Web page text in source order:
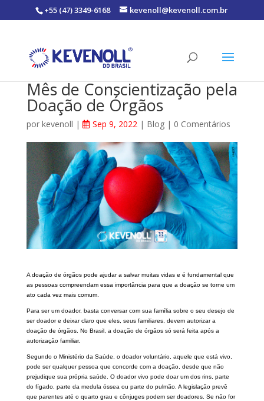
+55 (47) 3349-6168 kevenoll@kevenoll.com.br
Mês de Conscientização pela
Doação de Órgãos
por kevenoll | Sep 9, 2022| Blog| 0 Comentários
A doação de órgãos pode ajudar a salvar muitas vidas e é fundamental que
as pessoas compreendam essa importância para que a doação se torne um
ato cada vez mais comum.
Para ser um doador, basta conversar com sua família sobre o seu desejo de
ser doador e deixar claro que eles, seus familiares, devem autorizar a
doação de órgãos. No Brasil, a doação de órgãos só será feita após a
autorização familiar.
Segundo o Ministério da Saúde, o doador voluntário, aquele que está vivo,
pode ser qualquer pessoa que concorde com a doação, desde que não
prejudique sua própria saúde. O doador vivo pode doar um dos rins, parte
do fígado, parte da medula óssea ou parte do pulmão. A legislação prevê
que parentes até o quarto grau e cônjuges podem ser doadores. Se não for